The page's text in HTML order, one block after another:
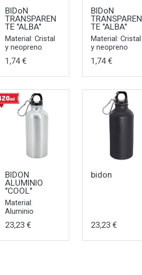
BIDoN
TRANSPAREN
TE "ALBA"
Material: Cristal
y neopreno
1,74 €
BIDoN
TRANSPAREN
TE "ALBA"
Material: Cristal
y neopreno
1,74 €
BIDON
ALUMINIO
"COOL"
Material:
Aluminio
23,23 €
bidon
23,23 €